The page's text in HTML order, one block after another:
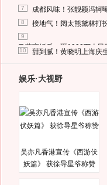
7 成都风味！张靓颖冯轲
8 接地气！阔太熊黛林打
9
马蓉离婚后，砸1000万人民
10 甜到腻！黄晓明上海庆
娱乐·大视野
吴亦凡香港宣传《西游伏
妖篇》 获徐导星爷称赞